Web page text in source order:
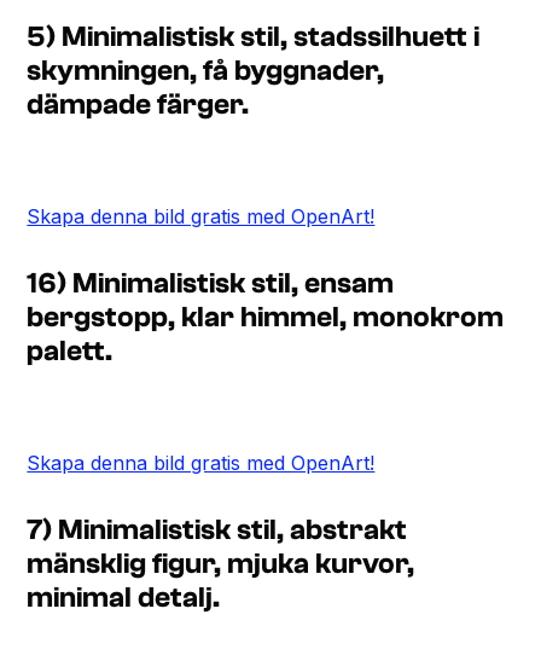
5) Minimalistisk stil, stadssilhuett i
skymningen, få byggnader,
dämpade färger.
Skapa denna bild gratis med OpenArt!
16) Minimalistisk stil, ensam
bergstopp, klar himmel, monokrom
palett.
Skapa denna bild gratis med OpenArt!
7) Minimalistisk stil, abstrakt
mänsklig figur, mjuka kurvor,
minimal detalj.